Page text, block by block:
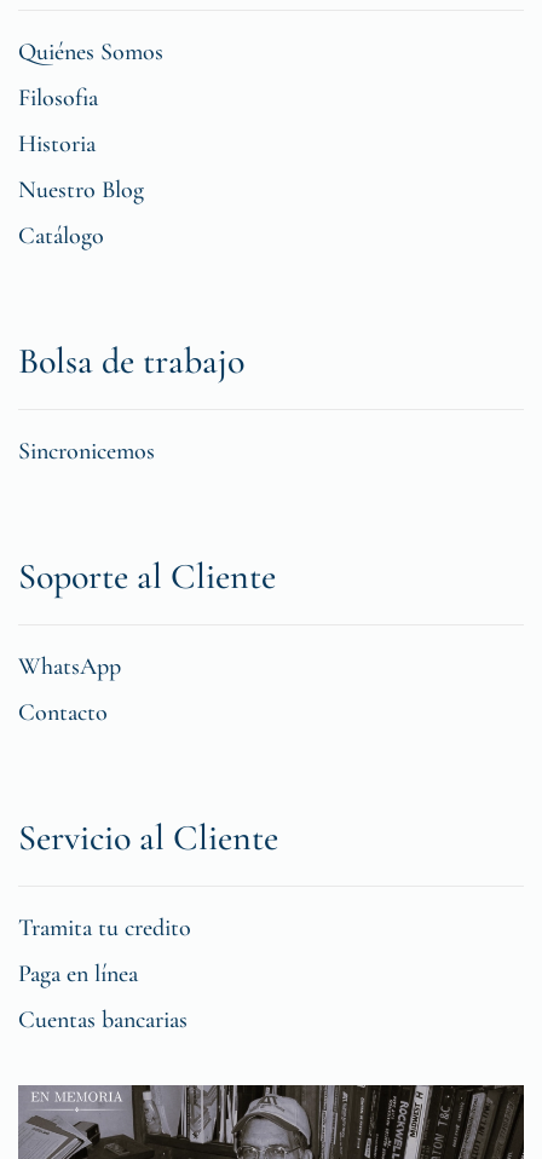
Quiénes Somos
Filosofia
Historia
Nuestro Blog
Catálogo
Bolsa de trabajo
Sincronicemos
Soporte al Cliente
WhatsApp
Contacto
Servicio al Cliente
Tramita tu credito
Paga en línea
Cuentas bancarias